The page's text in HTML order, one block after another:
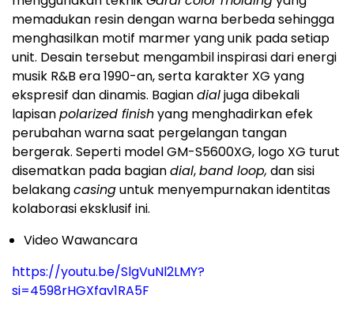
memadukan resin dengan warna berbeda sehingga
menghasilkan motif marmer yang unik pada setiap
unit. Desain tersebut mengambil inspirasi dari energi
musik R&B era 1990-an, serta karakter XG yang
ekspresif dan dinamis. Bagiandialjuga dibekali
lapisanpolarized finishyang menghadirkan efek
perubahan warna saat pergelangan tangan
bergerak. Seperti model GM-S5600XG, logo XG turut
disematkan pada bagiandial,band loop, dan sisi
belakangcasinguntuk menyempurnakan identitas
kolaborasi eksklusif ini.
Video Wawancara
https://youtu.be/SlgVuNl2LMY?
si=4598rHGXfav1RA5F